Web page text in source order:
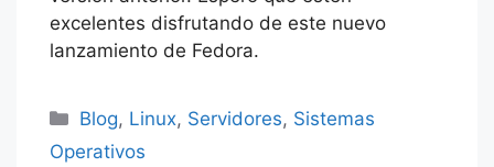
k
g
e
excelentes disfrutando de este nuevo
lanzamiento de Fedora.
Categorías
Blog, Linux, Servidores, Sistemas
Operativos